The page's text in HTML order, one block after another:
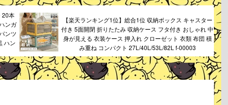
20本
ンガ
ンツ
ハン
【楽天ランキング1位】総合1位 収納ボックス キャスター
付き 5面開閉 折りたたみ 収納ケース フタ付き おしゃれ 中
身が見える 衣装ケース 押入れ クローゼット 衣類 布団 積
み重ね コンパクト 27L/40L/53L/82L f-00003